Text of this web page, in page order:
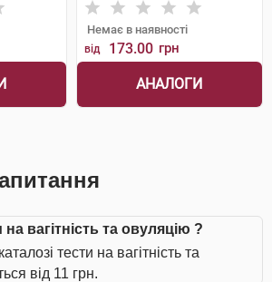
Немає в наявності
від 173.00 грн
АНАЛОГИ
вагітність та овуляцію ?
тести на вагітність та
від 11 грн.